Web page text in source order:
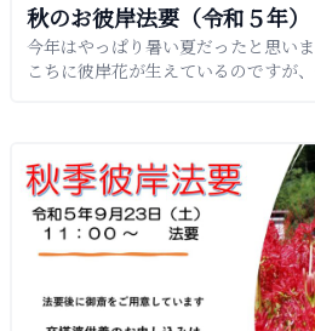
秋のお彼岸法要（令和５年）
今年はやっぱり暑い夏だったと思い
こちに彼岸花が生えているのですが